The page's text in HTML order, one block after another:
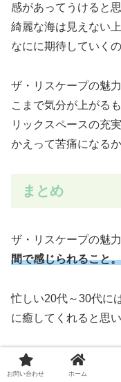
感があってうけると
綺麗な海は見えない
なにに期待していく
ザ・リスケープの魅
こまで気分が上がる
リックスペースの充
かえって苦痛になる
まとめ
ザ・リスケープの魅
間で感じられること。
忙しい20代～30代に
に癒してくれると思い
王道リゾートとは違
です。
お問い合わせ ホーム